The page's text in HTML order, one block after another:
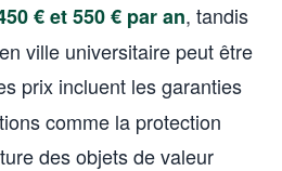
€ et 550 € par an, tandis
ville universitaire peut être
prix incluent les garanties
comme la protection
des objets de valeur